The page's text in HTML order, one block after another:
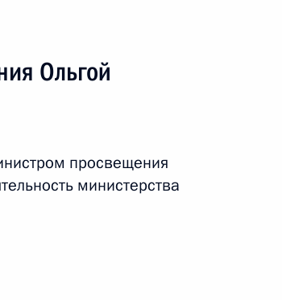
Ольгой
просвещения
министерства